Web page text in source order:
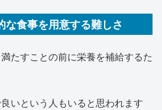
な食事を用意する難しさ
たすことの前に栄養を補給するた
いという人もいると思われます